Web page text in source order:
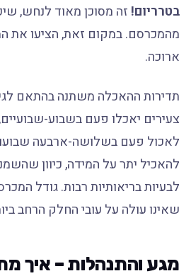
בטרריום!זה מסוכן מאוד לנחש,
מהמכרסם. במקום זאת, הציעו את
ארוכה.
תדירות ההאכלה משתנה בהתאם
צעירים יאכלו פעם בשבוע-שבועיים,
לאכול פעם בשלושה-ארבעה
להאכיל יתר על המידה, כיוון
לבעיות בריאותיות רבות. גודל
שאינו עולה על עובי החלק הרחב
מגע והתנהלות – איך